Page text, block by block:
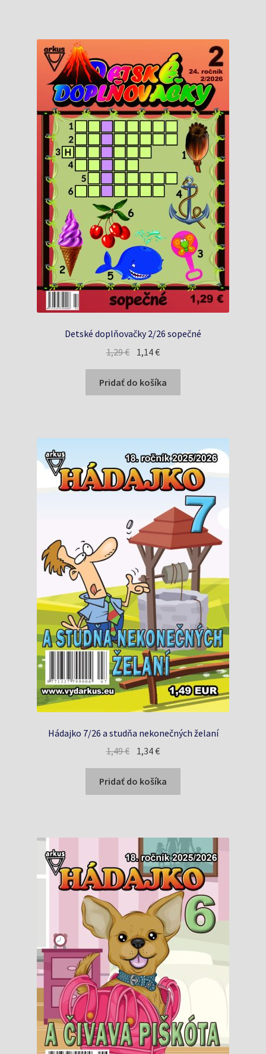
Detské doplňovačky 2/26 sopečné
1,29€ Pôvodná
bola:
1,29 €.
1,14€Aktuálna
je:
1,14 €.
Pridať do košíka
Hádajko 7/26 a studňa nekonečných želaní
1,49€ Pôvodná
cena
bola:
1,49 €.
1,34€Aktuálna
cena
je:
1,34 €.
Pridať do košíka